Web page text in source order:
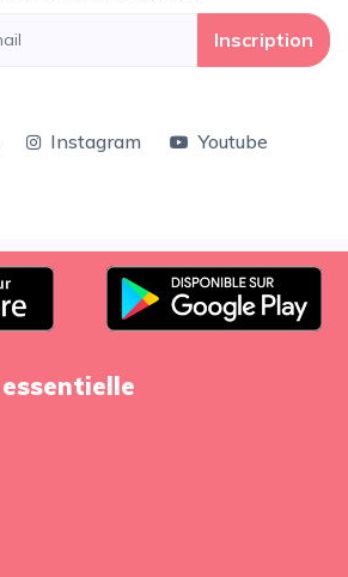
Inscription
Instagram Youtube
essentielle